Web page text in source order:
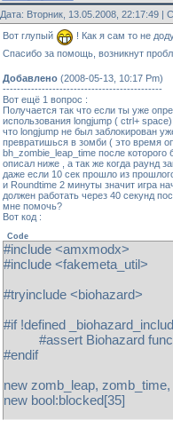
public client_disconnect(id)
{
blocked[id]=false
return
public event_infect2(id)
{
if (is_user_alive(id) &&
{
if
{
new
new num =
set_hudmessage(243,
show_hudmessage(id,
}
}
public leap_begin(id)
if (!is_user_alive(id))
if
{
Дата: Вторник, 13.05.2008, 22:17:49 |
Вот глупый
! Как я сам то не
Спасибо за помощь, возникнут
Добавлено (2008-05-13, 10:17 Pm)
---------------------------------------------
Вот ещё 1 вопрос :
Получается так что если ты уже
использования longjump ( ctrl+
что longjump не был заблокирован
превратишься в зомби ( это время
bh_zombie_leap_time после
описал ниже , а так же когда раунд
даже если 10 сек прошло из
и Roundtime 2 минуты значит игра
должен работать через 40 секунд
мне помочь?
Вот код :
Code
#include <amxmodx>
#include <fakemeta_util>
#tryinclude <biohazard>
#if !defined
#assert Biohazard
#endif
new zomb_leap,
new bool:blocked[35]